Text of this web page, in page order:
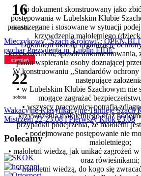
to dokument skonstruowany jako
postępowania w Lubelskim Klubie
przestrzegane i stosowane w sytuacji
krzywdzenia małoletniego
Dokument określa organizację
krzywdzeniem, sposób dokumentowania,
planu wspierania osoby doznającej
W konstruowaniu ,,Standardów ochrony
następujące
• w Lubelskim Klubie Szachowym nie
mogące zagrażać
• wszyscy pracownicy potrafią
krzywdzenia małoletniego oraz
przypadku podejrzenia, że małoletni
• podejmowane postępowanie nie
małoletniego;
• małoletni wiedzą, jak unikać zagrożeń
oraz rówieśnikami;
• małoletni wiedzą, do kogo się
16
niedziela
Mieczykowy "Szach Królowi": OPEN
puchar Prezydenta m. Lublin FIDE
sierpień
22
sobota
Wakacyjne Klasyfikacyjne Turnieje Szach
Mistrzem 22-23.08 i Pierwszy Krok 23.08
Polecamy